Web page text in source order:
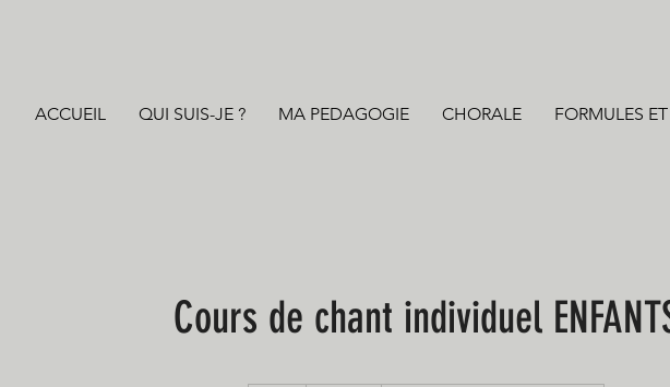
ACCUEIL QUI SUIS-JE ? MA PEDAGOGIE CHORALE FORMULES
Cours de chant individuel